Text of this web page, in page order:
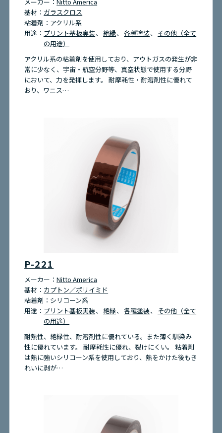
基材： ガラスクロス
粘着剤： アクリル系
用途： プリント基板実装 絶縁 各種塗装
その他（全て
の用途）
アクリル系の粘着剤を使用しており、アウトガスの発生が非
常に少なく、宇宙・航空分野等、真空状態で使用する分野
において、力を発揮します。 耐摩耗性・耐溶剤性に優れて
おり、ワニス…
P-221
メーカー：Nitto America
基材： カプトン／ポリイミド
粘着剤： シリコーン系
用途： プリント基板実装 絶縁 各種塗装
その他（全て
の用途）
耐熱性、絶縁性、耐溶剤性に優れている。また薄く馴染み
性に優れています。 耐摩耗性に優れ、裂けにくい。 粘着剤
は熱に強いシリコーン系を使用しており、熱をかけた後もき
れいに剥が…